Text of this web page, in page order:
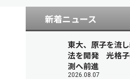
新着ニュース
東大、原子を流
法を開発 光格子
測へ前進
2026.08.07